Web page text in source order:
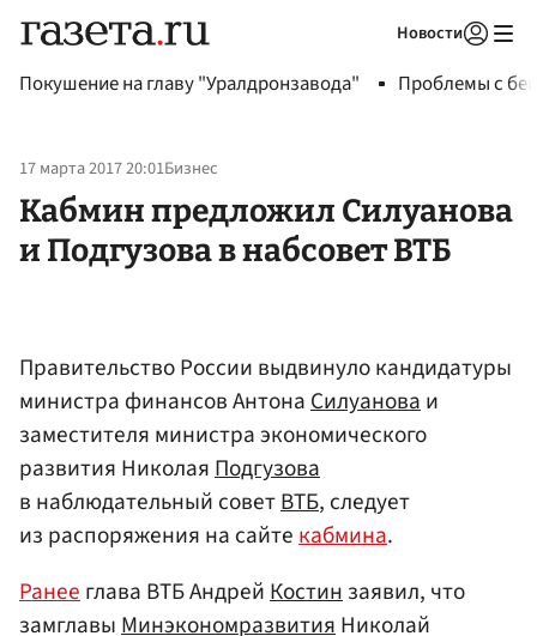
Новости
Покушение на главу "Уралдронзавода" Проблемы с
17 марта 2017 20:01Бизнес
Кабмин предложил Силуанова
и Подгузова в набсовет ВТБ
Правительство России выдвинуло кандидатуры
министра финансов АнтонаСилуановаи
заместителя министра экономического
развития НиколаяПодгузова
в наблюдательный советВТБ, следует
из распоряжения на сайтекабмина.
Ранееглава ВТБ АндрейКостинзаявил, что
замглавыМинэкономразвитияНиколай